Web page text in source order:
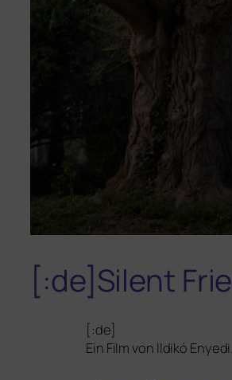
[:de]Silent
[:de]
Ein Film von Ildikó Enyedi.